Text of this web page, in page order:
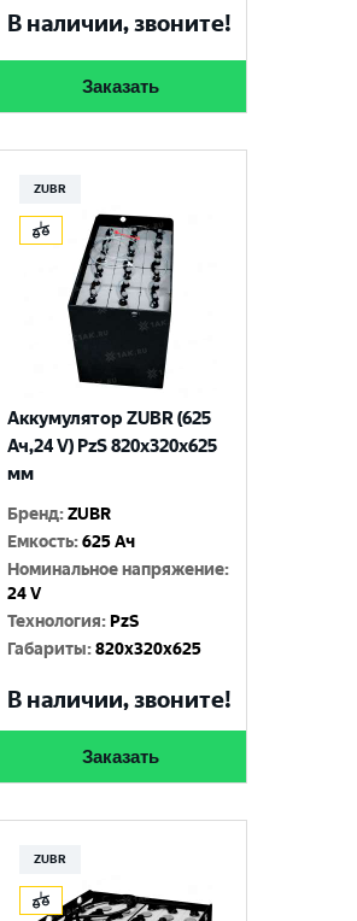
В наличии, звоните!
Заказать
ZUBR
Аккумулятор ZUBR (625
Ач,24 V) PzS 820x320x625
мм
Бренд:ZUBR
Емкость:625 Ач
Номинальное напряжение:
24 V
Технология: PzS
Габариты:820x320x625
В наличии, звоните!
Заказать
ZUBR